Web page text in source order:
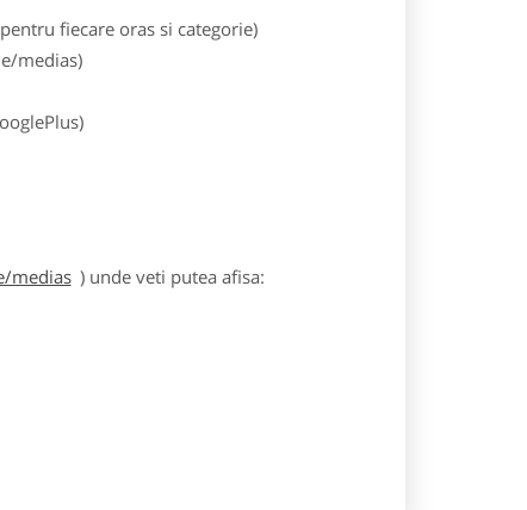
fiecare oras si categorie)
medias)
medias ) unde veti putea afisa: